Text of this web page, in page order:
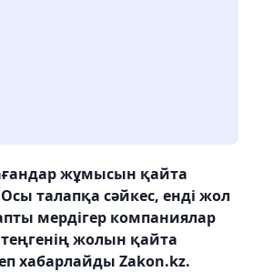
жұмысын қайта
талапқа сәйкес, енді жол
мердігер компаниялар
жолын қайта
хабарлайды Zakon.kz.